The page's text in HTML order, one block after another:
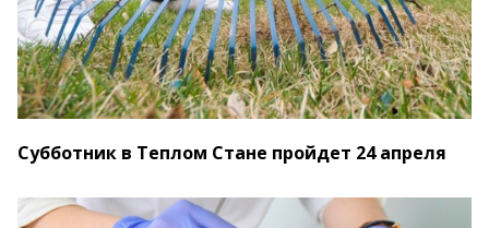
Субботник в Теплом Стане пройдет 24 апреля